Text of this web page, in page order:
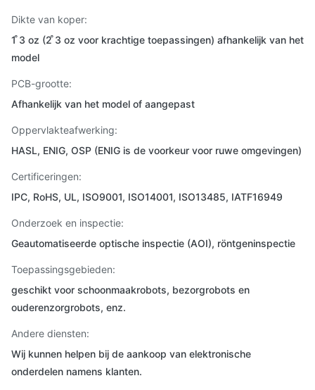
Dikte van koper:
1 ̊3 oz (2 ̊3 oz voor krachtige toepassingen) afhankelijk van het
model
PCB-grootte:
Afhankelijk van het model of aangepast
Oppervlakteafwerking:
HASL, ENIG, OSP (ENIG is de voorkeur voor ruwe omgevingen)
Certificeringen:
IPC, RoHS, UL, ISO9001, ISO14001, ISO13485, IATF16949
Onderzoek en inspectie:
Geautomatiseerde optische inspectie (AOI), röntgeninspectie
Toepassingsgebieden:
geschikt voor schoonmaakrobots, bezorgrobots en
ouderenzorgrobots, enz.
Andere diensten:
Wij kunnen helpen bij de aankoop van elektronische
onderdelen namens klanten.